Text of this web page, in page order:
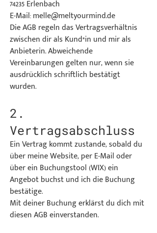
74235 Erlenbach
E-Mail: melle@meltyourmind.de
Die AGB regeln das Vertragsverhältnis
zwischen dir als Kund*in und mir als
Anbieterin. Abweichende
Vereinbarungen gelten nur, wenn sie
ausdrücklich schriftlich bestätigt
wurden.
2.
Vertragsabschluss
Ein Vertrag kommt zustande, sobald du
über meine Website, per E-Mail oder
über ein Buchungstool (WIX) ein
Angebot buchst und ich die Buchung
bestätige.
Mit deiner Buchung erklärst du dich mit
diesen AGB einverstanden.